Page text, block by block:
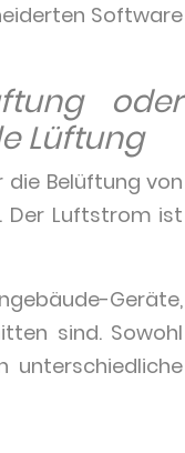
Software
oder
Lüftung
Belüftung von
Der Luftstrom ist
Geräte,
sind. Sowohl
unterschiedliche